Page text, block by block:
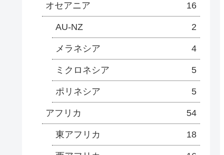
オセアニア 16
AU-NZ 2
メラネシア 4
ミクロネシア 5
ポリネシア 5
アフリカ 54
東アフリカ 18